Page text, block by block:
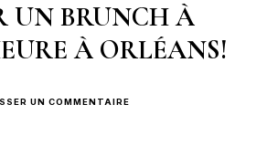
UN BRUNCH À
À ORLÉANS!
UN COMMENTAIRE